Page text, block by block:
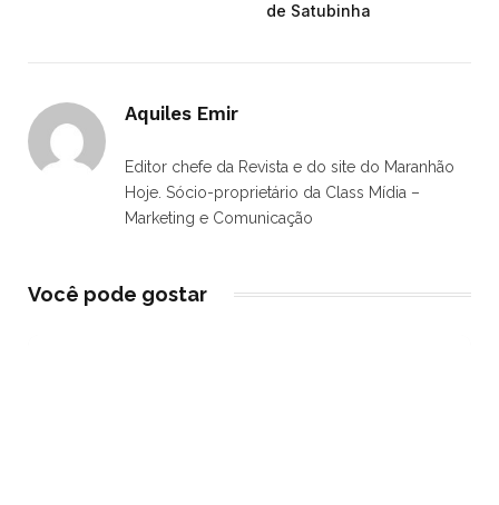
de Satubinha
Aquiles Emir
Editor chefe da Revista e do site do Maranhão
Hoje. Sócio-proprietário da Class Mídia –
Marketing e Comunicação
Você pode gostar